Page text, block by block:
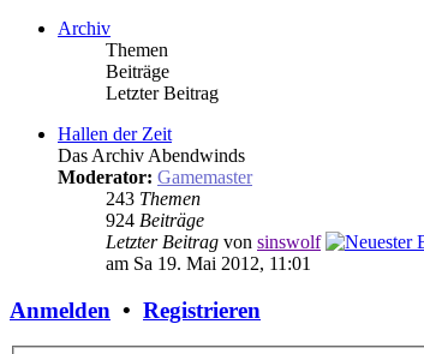
Archiv
Themen
Beiträge
Letzter Beitrag
Hallen der Zeit
Das Archiv Abendwinds
Moderator: Gamemaster
243 Themen
924 Beiträge
Letzter Beitrag von sinswolf
am Sa 19. Mai 2012, 11:01
Anmelden • Registrieren